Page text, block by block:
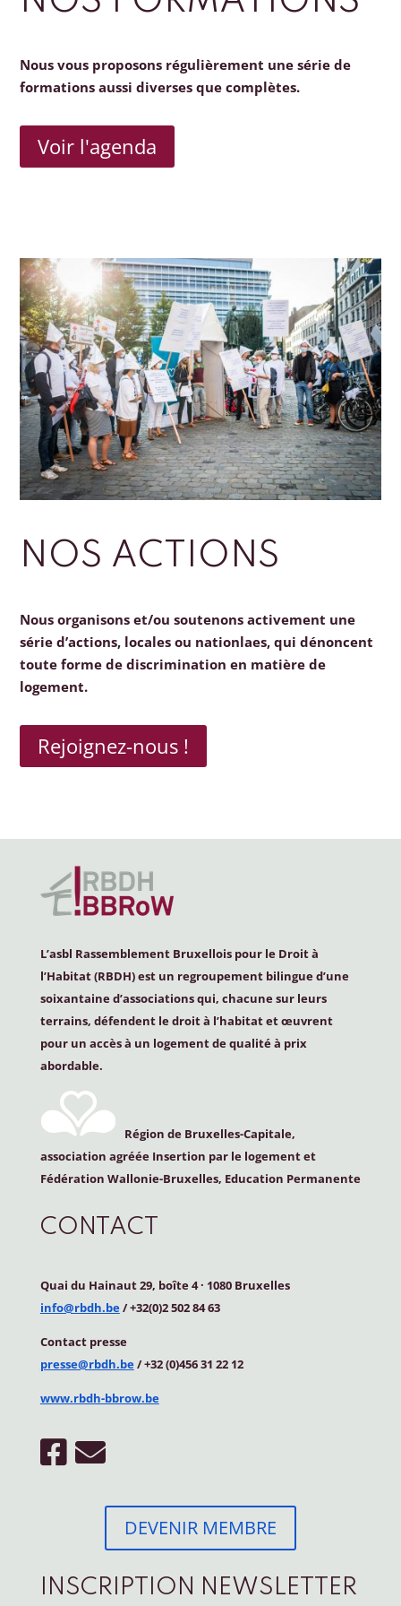
Nous vous proposons régulièrement une série de
formations aussi diverses que complètes.
Voir l'agenda
NOS ACTIONS
Nous organisons et/ou soutenons activement une
série d’actions, locales ou nationlaes, qui dénoncent
toute forme de discrimination en matière de
logement.
Rejoignez-nous !
L’asbl Rassemblement Bruxellois pour le Droit à
l’Habitat (RBDH) est un regroupement bilingue d’une
soixantaine d’associations qui, chacune sur leurs
terrains, défendent le droit à l’habitat et œuvrent
pour un accès à un logement de qualité à prix
abordable.
Région de Bruxelles-Capitale,
association agréée Insertion par le logement et
Fédération Wallonie-Bruxelles, Education Permanente
CONTACT
Quai du Hainaut 29, boîte 4· 1080 Bruxelles
info@rbdh.be/ +32(0)2 502 84 63
Contact presse
presse@rbdh.be/ +32 (0)456 31 22 12
www.rbdh-bbrow.be
DEVENIR MEMBRE
INSCRIPTION NEWSLETTER